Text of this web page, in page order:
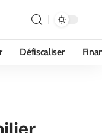
Défiscaliser